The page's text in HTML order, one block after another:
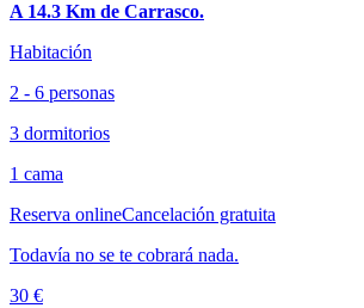
A 14.3 Km de Carrasco.
Habitación
2 - 6 personas
3 dormitorios
1 cama
Reserva onlineCancelación gratuita
Todavía no se te cobrará nada.
30 €